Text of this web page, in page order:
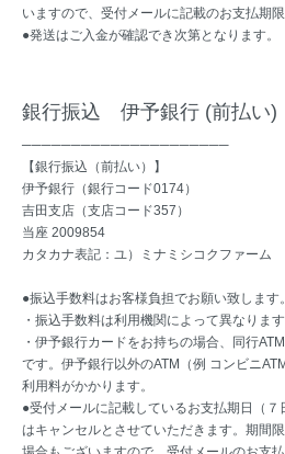
いますので、受付メールに記載のお支払期限
●発送はご入金が確認でき次第となります。
銀行振込 伊予銀行 (前払い)
─────────────────────
【銀行振込（前払い）】
伊予銀行（銀行コード0174）
吉田支店（支店コード357）
当座 2009854
カタカナ表記：ユ）ミナミシコクファーム
●振込手数料はお客様負担でお願い致します。
・振込手数料は利用機関によって異なりま
・伊予銀行カードをお持ちの場合、同行
です。伊予銀行以外のATM（例 コンビニ
利用料がかかります。
●受付メールに記載しているお支払期日（
はキャンセルとさせていただきます。期間